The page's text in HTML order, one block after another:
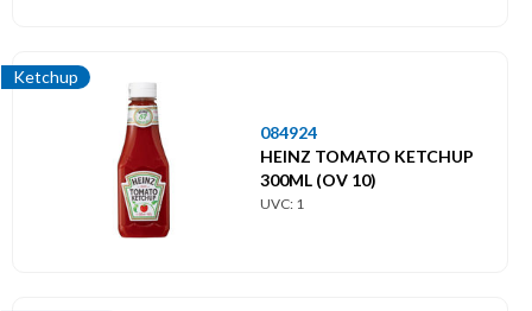
Ketchup
084924
HEINZ TOMATO KETCHUP
300ML (OV 10)
UVC: 1